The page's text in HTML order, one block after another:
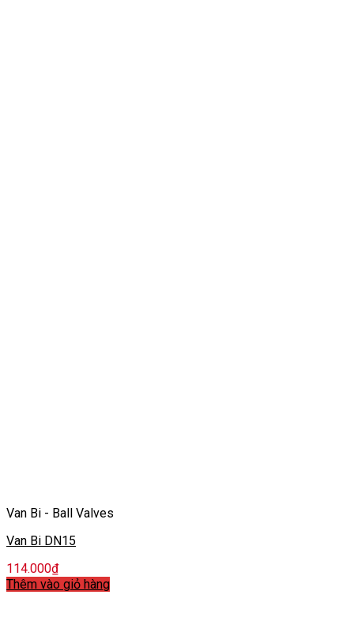
Van Bi - Ball Valves
Van Bi DN15
114.000₫
Thêm vào giỏ hàng